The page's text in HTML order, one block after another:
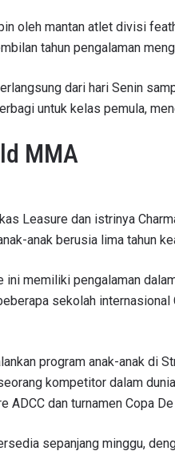
oleh mantan atlet divisi
tahun pengalaman
dari hari Senin
untuk kelas pemula,
MMA
Leasure dan istrinya
anak berusia lima tahun
ini memiliki pengalaman
sekolah
program anak-anak di
kompetitor dalam
ADCC dan turnamen Copa
sepanjang minggu,